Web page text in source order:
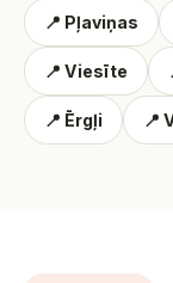
📍 Pļaviņas
📍 Viesīte
📍 Ērgļi 📍